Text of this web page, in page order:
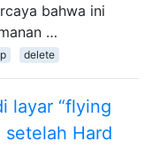
bahwa ini
…
delete
layar “flying
Hard